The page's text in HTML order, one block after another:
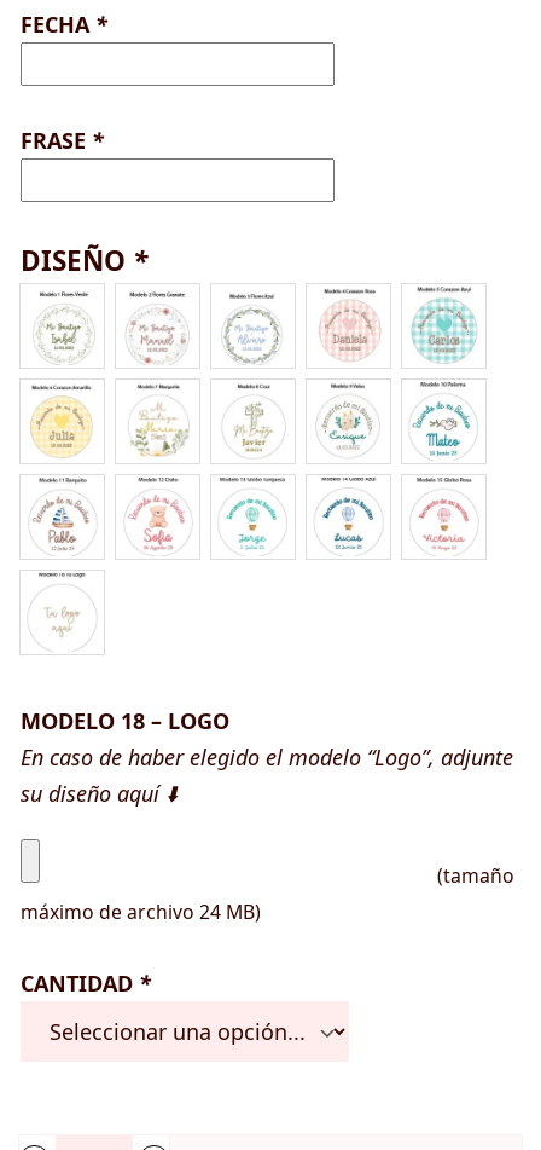
FECHA *
FRASE *
DISEÑO *
MODELO 18 – LOGO
En caso de haber elegido el modelo “Logo”, adjunte
su diseño aquí ⬇️
(tamaño
máximo de archivo 24 MB)
CANTIDAD *